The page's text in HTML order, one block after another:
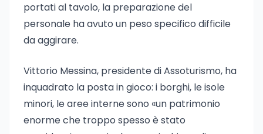
portati al tavolo, la preparazione del
personale ha avuto un peso specifico difficile
da aggirare.
Vittorio Messina, presidente di Assoturismo, ha
inquadrato la posta in gioco: i borghi, le isole
minori, le aree interne sono «un patrimonio
enorme che troppo spesso è stato